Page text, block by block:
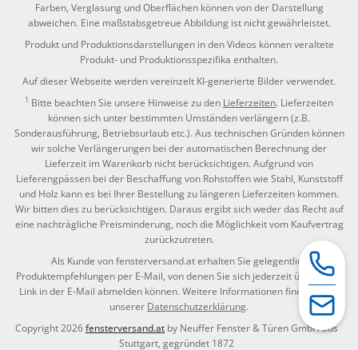
Farben, Verglasung und Oberflächen können von der Darstellung
abweichen. Eine maßstabsgetreue Abbildung ist nicht gewährleistet.
Produkt und Produktionsdarstellungen in den Videos können veraltete
Produkt- und Produktionsspezifika enthalten.
Auf dieser Webseite werden vereinzelt KI-generierte Bilder verwendet.
1 Bitte beachten Sie unsere Hinweise zu den Lieferzeiten. Lieferzeiten
können sich unter bestimmten Umständen verlängern (z.B.
Sonderausführung, Betriebsurlaub etc.). Aus technischen Gründen können
wir solche Verlängerungen bei der automatischen Berechnung der
Lieferzeit im Warenkorb nicht berücksichtigen. Aufgrund von
Lieferengpässen bei der Beschaffung von Rohstoffen wie Stahl, Kunststoff
und Holz kann es bei Ihrer Bestellung zu längeren Lieferzeiten kommen.
Wir bitten dies zu berücksichtigen. Daraus ergibt sich weder das Recht auf
eine nachträgliche Preisminderung, noch die Möglichkeit vom Kaufvertrag
zurückzutreten.
Als Kunde von fensterversand.at erhalten Sie gelegentlich
Produktempfehlungen per E-Mail, von denen Sie sich jederzeit über einen
Link in der E-Mail abmelden können. Weitere Informationen finden Sie in
unserer Datenschutzerklärung.
Copyright 2026fensterversand.at by Neuffer Fenster & Türen GmbH aus
Stuttgart, gegründet 1872